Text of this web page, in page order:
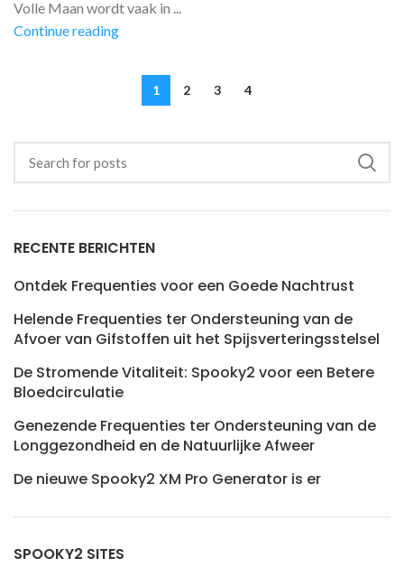
Volle Maan wordt vaak in ...
Continue reading
1 2 3 4
RECENTE BERICHTEN
Ontdek Frequenties voor een Goede Nachtrust
Helende Frequenties ter Ondersteuning van de
Afvoer van Gifstoffen uit het Spijsverteringsstelsel
De Stromende Vitaliteit: Spooky2 voor een Betere
Bloedcirculatie
Genezende Frequenties ter Ondersteuning van de
Longgezondheid en de Natuurlijke Afweer
De nieuwe Spooky2 XM Pro Generator is er
SPOOKY2 SITES